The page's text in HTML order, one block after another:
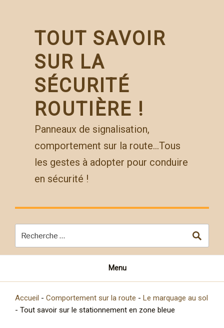
TOUT SAVOIR
SUR LA
SÉCURITÉ
ROUTIÈRE !
Panneaux de signalisation,
comportement sur la route…Tous
les gestes à adopter pour conduire
en sécurité !
Menu
Accueil - Comportement sur la route - Le marquage au sol
- Tout savoir sur le stationnement en zone bleue